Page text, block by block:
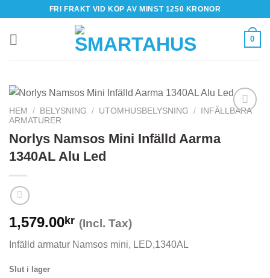
content
FRI FRAKT VID KÖP AV MINST 1250 KRONOR
0
HEM / BELYSNING / UTOMHUSBELYSNING /
INFÄLLBARA
ARMATURER
Norlys Namsos Mini Infälld Aarma
1340AL Alu Led
1,579.00kr (Incl. Tax)
Infälld armatur Namsos mini, LED,1340AL
Slut i lager